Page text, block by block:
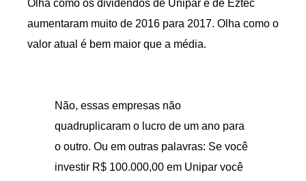
Olha como os dividendos de Unipar e de Eztec
aumentaram muito de 2016 para 2017. Olha como o
valor atual é bem maior que a média.
Não, essas empresas não
quadruplicaram o lucro de um ano para
o outro. Ou em outras palavras: Se você
investir R$ 100.000,00 em Unipar você